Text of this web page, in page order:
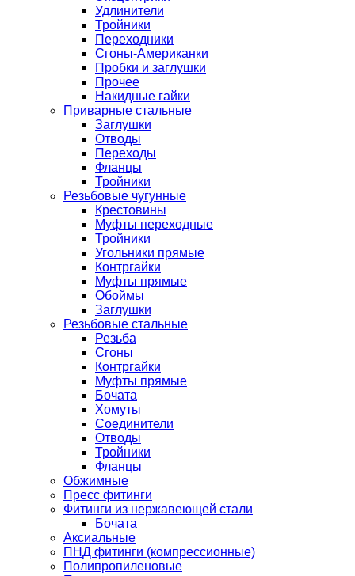
Удлинители
Тройники
Переходники
Сгоны-Американки
Пробки и заглушки
Прочее
Накидные гайки
Приварные стальные
Заглушки
Отводы
Переходы
Фланцы
Тройники
Резьбовые чугунные
Крестовины
Муфты переходные
Тройники
Угольники прямые
Контргайки
Муфты прямые
Обоймы
Заглушки
Резьбовые стальные
Резьба
Сгоны
Контргайки
Муфты прямые
Бочата
Хомуты
Соединители
Отводы
Тройники
Фланцы
Обжимные
Пресс фитинги
Фитинги из нержавеющей стали
Бочата
Аксиальные
ПНД фитинги (компрессионные)
Полипропиленовые